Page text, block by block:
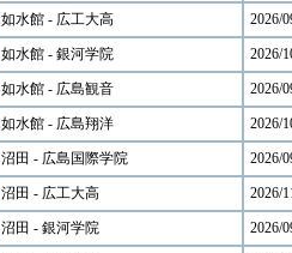
如水館 - 広工大高 2026/
如水館 - 銀河学院 2026/
如水館 - 広島観音 2026/
如水館 - 広島翔洋 2026/
沼田 - 広島国際学院 2026/
沼田 - 広工大高 2026/
沼田 - 銀河学院 2026/